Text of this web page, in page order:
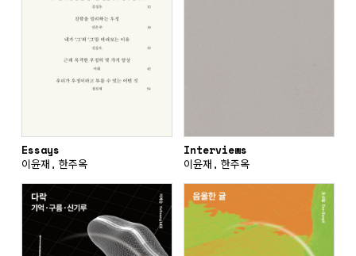
Essays
이윤재, 한주옥
Interviews
이윤재, 한주옥